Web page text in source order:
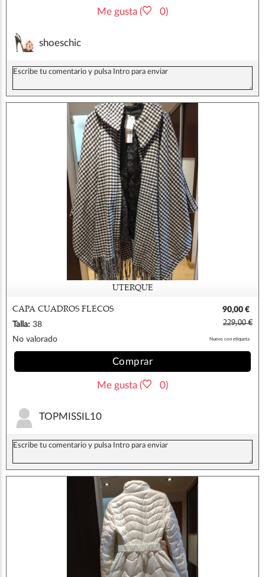
Me gusta ( 0)
shoeschic
UTERQUE
CAPA CUADROS FLECOS
90,00 €
Talla: 38
229,00 €
No valorado
Nuevo con etiqueta
Comprar
Me gusta ( 0)
TOPMISSIL10